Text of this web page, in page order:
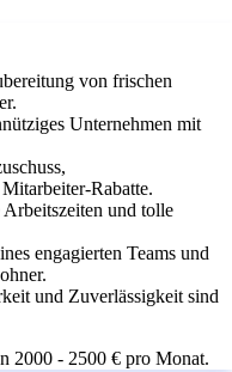
von frischen
Unternehmen mit
Rabatte.
und tolle
engagierten Teams und
und Zuverlässigkeit sind
2000 - 2500 € pro Monat.